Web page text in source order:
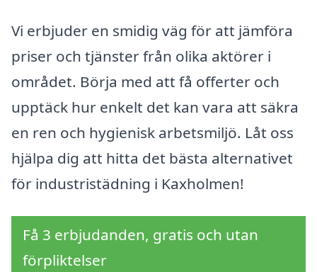
Vi erbjuder en smidig väg för att jämföra
priser och tjänster från olika aktörer i
området. Börja med att få offerter och
upptäck hur enkelt det kan vara att säkra
en ren och hygienisk arbetsmiljö. Låt oss
hjälpa dig att hitta det bästa alternativet
för industristädning i Kaxholmen!
Få 3 erbjudanden, gratis och utan
förpliktelser